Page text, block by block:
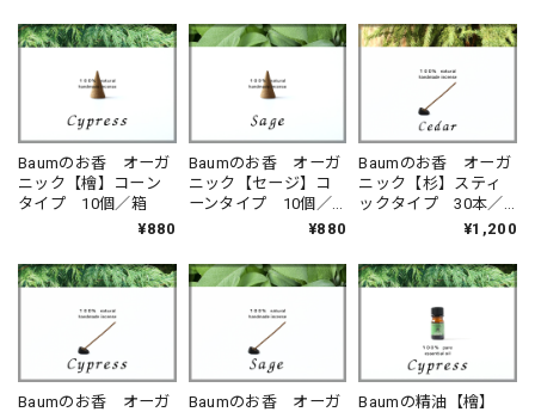
２個入／箱
Baumのお香 オーガ
ニック【檜】コーン
タイプ 10個／箱
¥880
Baumのお香 オーガ
ニック【セージ】コ
ーンタイプ 10個／
¥880
Baumのお香 オーガ
ニック【杉】スティ
ックタイプ 30本／
¥1,200
Baumのお香 オーガ
Baumのお香 オーガ
Baumの精油【檜】